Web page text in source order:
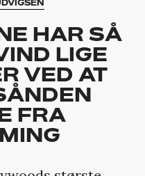
HAR SÅ
LIGE
VED AT
FRA